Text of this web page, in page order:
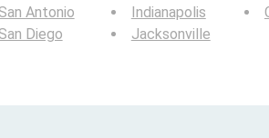
Antonio
Diego
Indianapolis
Jacksonville